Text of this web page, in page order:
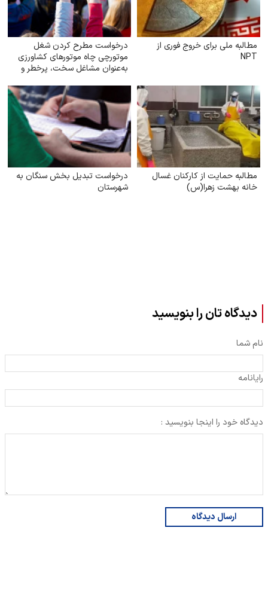
مطالبه ملی برای خروج فوری از
NPT
درخواست مطرح کردن شغل
موتورچی چاه موتورهای کشاورزی
به‌عنوان مشاغل سخت، پرخطر و
مطالبه حمایت از کارکنان غسال
خانه بهشت زهرا(س)
درخواست تبدیل بخش سنگان به
شهرستان
دیدگاه تان را بنویسید
نام شما
رایانامه
دیدگاه خود را اینجا بنویسید :
ارسال دیدگاه